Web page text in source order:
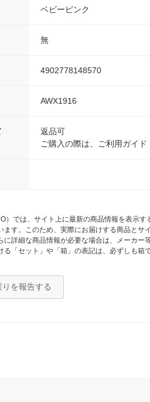
ベビーピンク
無
4902778148570
AWX1916
返品可
ご購入の際は、ご利用ガイ
）では、サイト上に最新の商品情報を表示
ます。このため、実際にお届けする商品と
に詳細な商品情報が必要な場合は、メーカー
る「セット」や「箱」の表記は、必ずしも
を報告する